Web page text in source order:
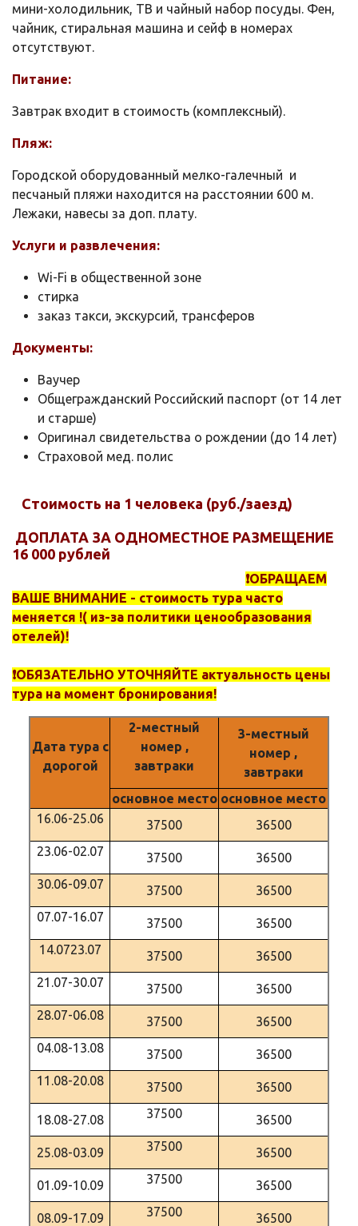
мини-холодильник, ТВ и чайный набор посуды. Фен,
чайник, стиральная машина и сейф в номерах
отсутствуют.
Питание:
Завтрак входит в стоимость (комплексный).
Пляж:
Городской оборудованный мелко-галечный и
песчаный пляжи находится на расстоянии 600 м.
Лежаки, навесы за доп. плату.
Услуги и развлечения:
Wi-Fi в общественной зоне
стирка
заказ такси, экскурсий, трансферов
Документы:
Ваучер
Общегражданский Российский паспорт (от 14 лет
и старше)
Оригинал свидетельства о рождении (до 14 лет)
Страховой мед. полис
Стоимость на 1 человека (руб./заезд)
ДОПЛАТА ЗА ОДНОМЕСТНОЕ РАЗМЕЩЕНИЕ
16 000 рублей
❗️ОБРАЩАЕМ
ВАШЕ ВНИМАНИЕ - стоимость тура часто
меняется !( из-за политики ценообразования
отелей)!
❗️ОБЯЗАТЕЛЬНО УТОЧНЯЙТЕ актуальность цены
тура на момент бронирования!
Дата тура с
дорогой
2-местный
номер ,
завтраки
3-местный
номер ,
завтраки
основное место основное место
16.06-25.06
37500
36500
23.06-02.07
37500
36500
30.06-09.07
37500
36500
07.07-16.07
37500
36500
14.0723.07
37500
36500
21.07-30.07
37500
36500
28.07-06.08
37500
36500
04.08-13.08
37500
36500
11.08-20.08
37500 36500
18.08-27.08 37500 36500
25.08-03.09 37500 36500
01.09-10.09 37500 36500
08.09-17.09 37500 36500